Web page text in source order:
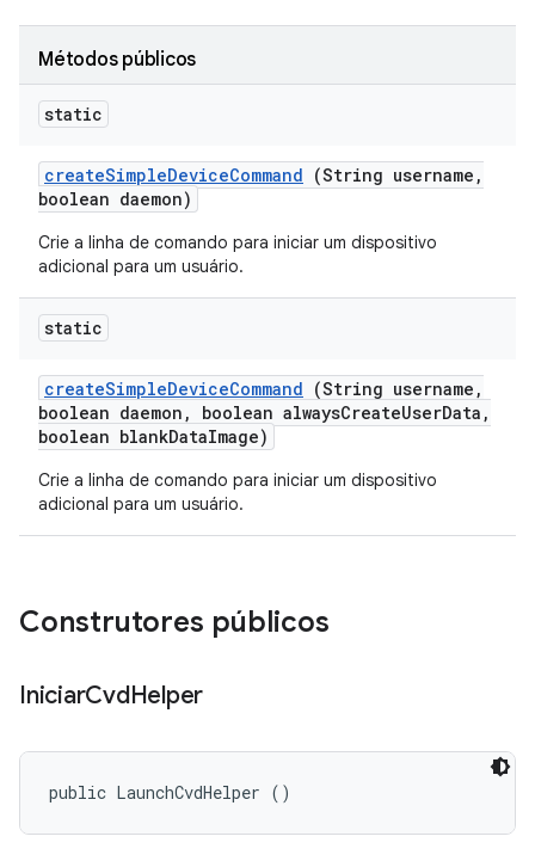
Métodos públicos
static
createSimpleDeviceCommand (String username ,
boolean daemon)
Crie a linha de comando para iniciar um dispositivo
adicional para um usuário.
static
createSimpleDeviceCommand (String username ,
boolean daemon , boolean alwaysCreateUserData ,
boolean blankDataImage)
Crie a linha de comando para iniciar um dispositivo
adicional para um usuário.
Construtores públicos
IniciarCvdHelper
public LaunchCvdHelper ()